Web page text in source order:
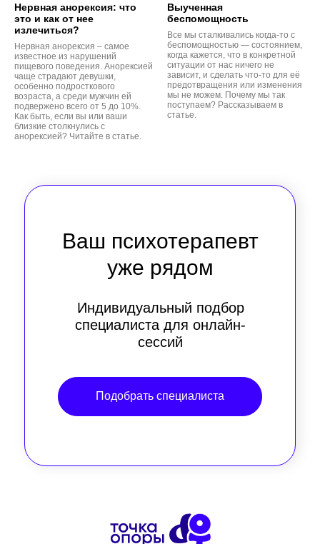
Нервная анорексия: что
это и как от нее
излечиться?
Нервная анорексия – самое
известное из нарушений
пищевого поведения. Анорексией
чаще страдают девушки,
особенно подросткового
возраста, а среди мужчин ей
подвержено всего от 5 до 10%.
Как быть, если вы или ваши
близкие столкнулись с
анорексией? Читайте в статье.
Выученная
беспомощность
Все мы сталкивались когда-то с
беспомощностью — состоянием,
когда кажется, что в конкретной
ситуации от нас ничего не
зависит, и сделать что-то для её
предотвращения или изменения
мы не можем. Почему мы так
поступаем? Рассказываем в
статье.
Ваш психотерапевт
уже рядом
Индивидуальный подбор
специалиста для онлайн-
сессий
Подобрать специалиста